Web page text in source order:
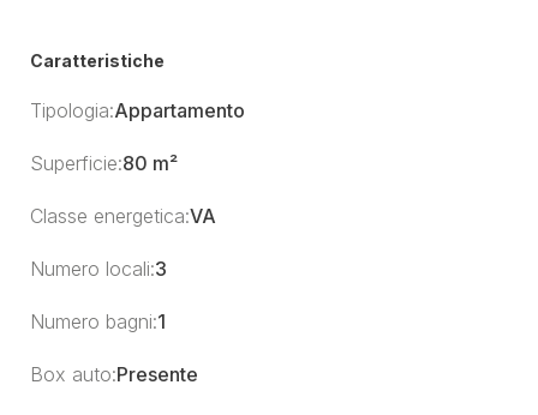
Caratteristiche
Tipologia:Appartamento
Superficie:80 m²
Classe energetica:VA
Numero locali:3
Numero bagni:1
Box auto:Presente